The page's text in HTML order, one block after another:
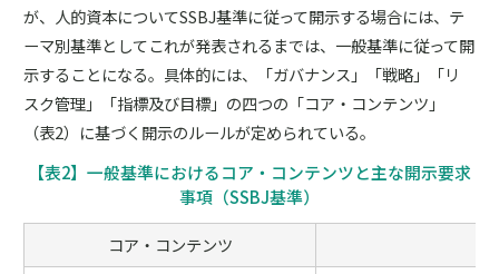
が、人的資本についてSSBJ基準に従って開示する場合には、テ
ーマ別基準としてこれが発表されるまでは、一般基準に従って開
示することになる。具体的には、「ガバナンス」「戦略」「リ
スク管理」「指標及び目標」の四つの「コア・コンテンツ」
（表2）に基づく開示のルールが定められている。
【表2】一般基準におけるコア・コンテンツと主な開示要求
事項（SSBJ基準）
コア・コンテンツ